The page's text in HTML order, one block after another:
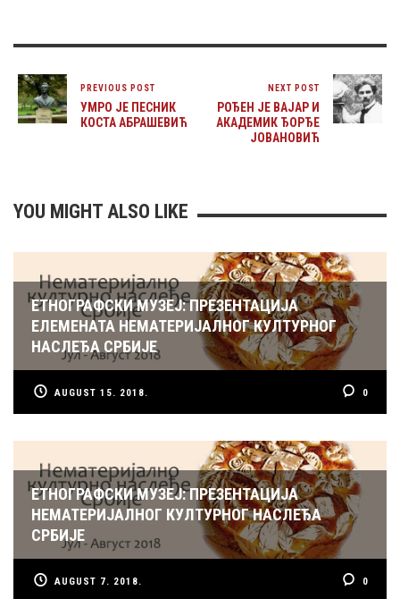
PREVIOUS POST
УМРО ЈЕ ПЕСНИК
КОСТА АБРАШЕВИЋ
NEXT POST
РОЂЕН ЈЕ ВАЈАР И
АКАДЕМИК ЂОРЂЕ
ЈОВАНОВИЋ
YOU MIGHT ALSO LIKE
ЕТНОГРАФСКИ МУЗЕЈ: ПРЕЗЕНТАЦИЈА
ЕЛЕМЕНАТА НЕМАТЕРИЈАЛНОГ КУЛТУРНОГ
НАСЛЕЂА СРБИЈЕ
AUGUST 15. 2018. 0
ЕТНОГРАФСКИ МУЗЕЈ: ПРЕЗЕНТАЦИЈА
НЕМАТЕРИЈАЛНОГ КУЛТУРНОГ НАСЛЕЂА
СРБИЈЕ
AUGUST 7. 2018. 0